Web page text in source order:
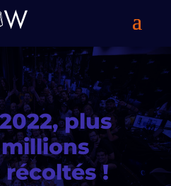
plus
millions
récoltés !